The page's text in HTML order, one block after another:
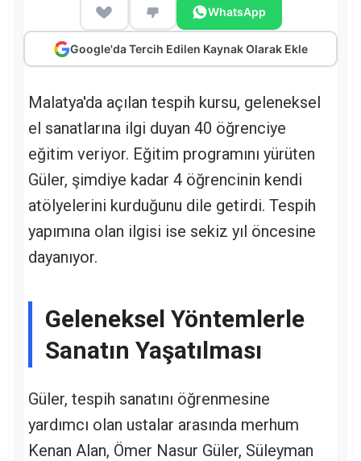
WhatsApp
Google'da Tercih Edilen Kaynak Olarak Ekle
Malatya'da açılan tespih kursu, geleneksel
el sanatlarına ilgi duyan 40 öğrenciye
eğitim veriyor. Eğitim programını yürüten
Güler, şimdiye kadar 4 öğrencinin kendi
atölyelerini kurduğunu dile getirdi. Tespih
yapımına olan ilgisi ise sekiz yıl öncesine
dayanıyor.
Geleneksel Yöntemlerle
Sanatın Yaşatılması
Güler, tespih sanatını öğrenmesine
yardımcı olan ustalar arasında merhum
Kenan Alan, Ömer Nasur Güler, Süleyman